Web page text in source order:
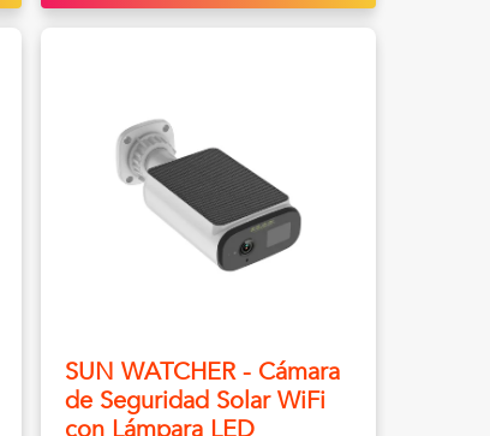
SUN WATCHER - Cámara
de Seguridad Solar WiFi
con Lámpara LED